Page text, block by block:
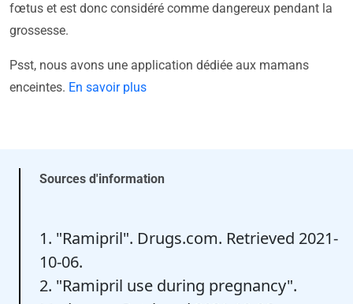
fœtus et est donc considéré comme dangereux pendant la
grossesse.
Psst, nous avons une application dédiée aux mamans
enceintes. En savoir plus
Sources d'information
1. "Ramipril". Drugs.com. Retrieved 2021-
10-06.
2. "Ramipril use during pregnancy".